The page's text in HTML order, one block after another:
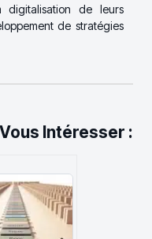
digitalisation de leurs
de stratégies
Intéresser :